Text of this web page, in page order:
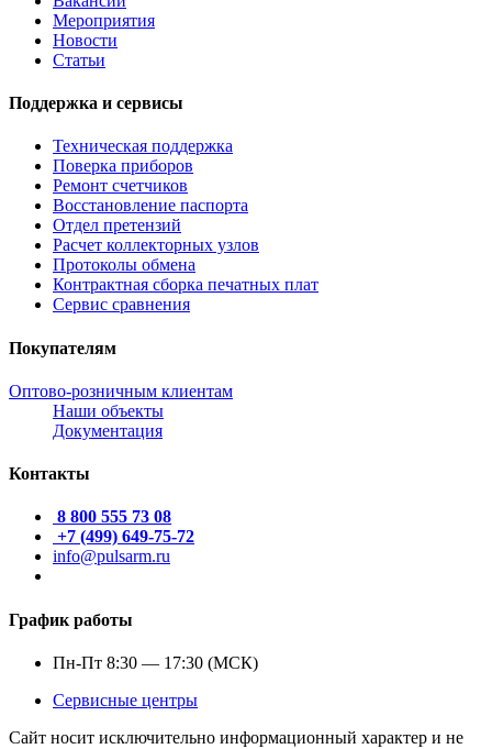
Мероприятия
Новости
Статьи
Поддержка и сервисы
Техническая поддержка
Поверка приборов
Ремонт счетчиков
Восстановление паспорта
Отдел претензий
Расчет коллекторных узлов
Протоколы обмена
Контрактная сборка печатных плат
Сервис сравнения
Покупателям
Оптово-розничным клиентам
Наши объекты
Документация
Контакты
8 800 555 73 08
+7 (499) 649-75-72
info@pulsarm.ru
График работы
Пн-Пт 8:30 — 17:30 (МСК)
Сервисные центры
Сайт носит исключительно информационный характер и не